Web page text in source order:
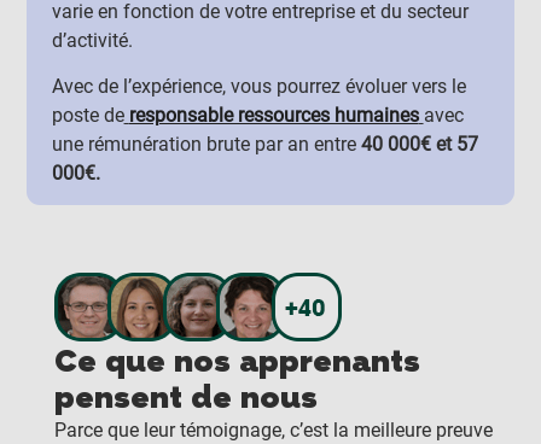
varie en fonction de votre entreprise et du secteur
d’activité.
Avec de l’expérience, vous pourrez évoluer vers le
poste de responsable ressources humaines avec
une rémunération brute par an entre40 000€ et 57
000€.
Ce que nos apprenants
pensent de nous
Parce que leur témoignage, c’est la meilleure preuve